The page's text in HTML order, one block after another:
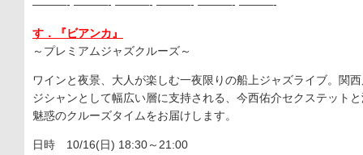
———- ———- ———- ———- ———- ———-
す．『ビアンカ』
～プレミアムジャズクルーズ～
ワインと夜景、大人が楽しむ一夜限りの船上ジャズライブ。関
ジシャンとして幅広い層に支持される、今西佑介セクステット
魅惑のクルーズタイムをお届けします。
日時 10/16(日) 18:30～21:00